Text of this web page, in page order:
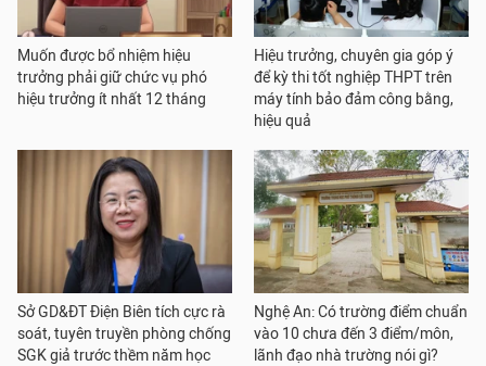
Muốn được bổ nhiệm hiệu
trưởng phải giữ chức vụ phó
hiệu trưởng ít nhất 12 tháng
Hiệu trưởng, chuyên gia góp ý
để kỳ thi tốt nghiệp THPT trên
máy tính bảo đảm công bằng,
hiệu quả
Sở GD&ĐT Điện Biên tích cực rà
soát, tuyên truyền phòng chống
SGK giả trước thềm năm học
Nghệ An: Có trường điểm chuẩn
vào 10 chưa đến 3 điểm/môn,
lãnh đạo nhà trường nói gì?